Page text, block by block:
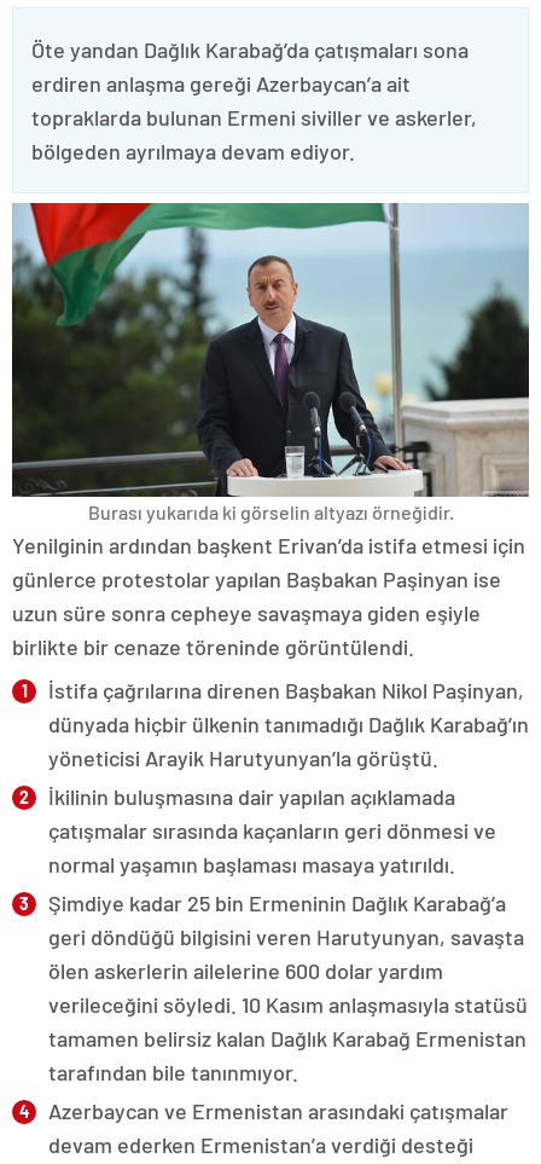
Öte yandan Dağlık Karabağ’da çatışmaları sona
erdiren anlaşma gereği Azerbaycan’a ait
topraklarda bulunan Ermeni siviller ve askerler,
bölgeden ayrılmaya devam ediyor.
Burası yukarıda ki görselin altyazı örneğidir.
Yenilginin ardından başkent Erivan’da istifa etmesi için
günlerce protestolar yapılan Başbakan Paşinyan ise
uzun süre sonra cepheye savaşmaya giden eşiyle
birlikte bir cenaze töreninde görüntülendi.
İstifa çağrılarına direnen Başbakan Nikol Paşinyan,
dünyada hiçbir ülkenin tanımadığı Dağlık Karabağ’ın
yöneticisi Arayik Harutyunyan’la görüştü.
İkilinin buluşmasına dair yapılan açıklamada
çatışmalar sırasında kaçanların geri dönmesi ve
normal yaşamın başlaması masaya yatırıldı.
Şimdiye kadar 25 bin Ermeninin Dağlık Karabağ’a
geri döndüğü bilgisini veren Harutyunyan, savaşta
ölen askerlerin ailelerine 600 dolar yardım
verileceğini söyledi. 10 Kasım anlaşmasıyla statüsü
tamamen belirsiz kalan Dağlık Karabağ Ermenistan
tarafından bile tanınmıyor.
Azerbaycan ve Ermenistan arasındaki çatışmalar
devam ederken Ermenistan’a verdiği desteği